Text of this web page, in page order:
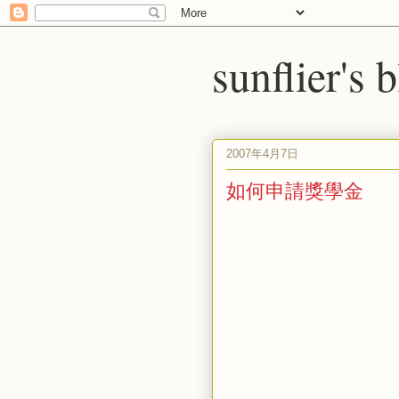
sunflier's
2007年4月7日
如何申請獎學金